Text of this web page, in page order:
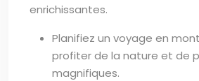
enrichissantes.
Planifiez un voyage en
profiter de la nature et de
magnifiques.